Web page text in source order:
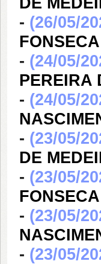
- (26/05/
- (24/05/
PEREIRA
- (24/05/
- (23/05/
DE
- (23/05/
- (23/05/
- (23/05/